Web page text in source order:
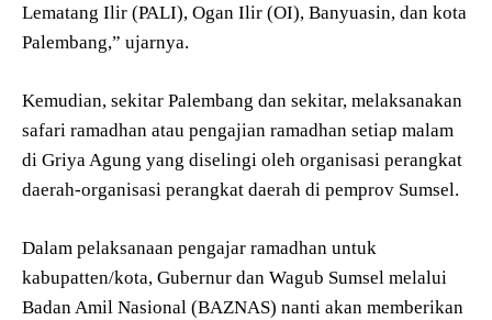
Lematang Ilir (PALI), Ogan Ilir (OI), Banyuasin, dan kota
Palembang,” ujarnya.
Kemudian, sekitar Palembang dan sekitar, melaksanakan
safari ramadhan atau pengajian ramadhan setiap malam
di Griya Agung yang diselingi oleh organisasi perangkat
daerah-organisasi perangkat daerah di pemprov Sumsel.
Dalam pelaksanaan pengajar ramadhan untuk
kabupatten/kota, Gubernur dan Wagub Sumsel melalui
Badan Amil Nasional (BAZNAS) nanti akan memberikan